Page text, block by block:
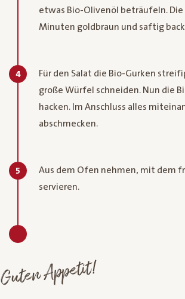
etwas Bio-Olivenöl beträufeln.
Minuten goldbraun und saftig
4
Für den Salat die Bio-Gurken
große Würfel schneiden. Nun die
hacken. Im Anschluss alles
abschmecken.
5
Aus dem Ofen nehmen, mit dem
servieren.
Guten Appetit!